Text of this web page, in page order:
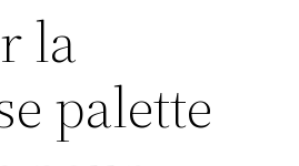
la
palette